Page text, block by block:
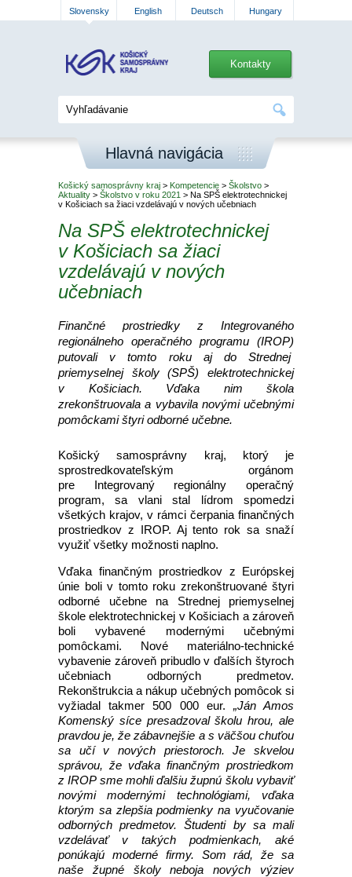
Slovensky English Deutsch Hungary
Kontakty
Hlavná navigácia
Košický samosprávny kraj > Kompetencie > Školstvo >
Aktuality > Školstvo v roku 2021 > Na SPŠ elektrotechnickej
v Košiciach sa žiaci vzdelávajú v nových učebniach
Na SPŠ elektrotechnickej
v Košiciach sa žiaci
vzdelávajú v nových
učebniach
Finančné prostriedky z Integrovaného
regionálneho operačného programu (IROP)
putovali v tomto roku aj do Strednej
priemyselnej školy (SPŠ) elektrotechnickej
v Košiciach. Vďaka nim škola
zrekonštruovala a vybavila novými učebnými
pomôckami štyri odborné učebne.
Košický samosprávny kraj, ktorý je
sprostredkovateľským orgánom
pre Integrovaný regionálny operačný
program, sa vlani stal lídrom spomedzi
všetkých krajov, v rámci čerpania finančných
prostriedkov z IROP. Aj tento rok sa snaží
využiť všetky možnosti naplno.
Vďaka finančným prostriedkov z Európskej
únie boli v tomto roku zrekonštruované štyri
odborné učebne na Strednej priemyselnej
škole elektrotechnickej v Košiciach a zároveň
boli vybavené modernými učebnými
pomôckami. Nové materiálno-technické
vybavenie zároveň pribudlo v ďalších štyroch
učebniach odborných predmetov.
Rekonštrukcia a nákup učebných pomôcok si
vyžiadal takmer 500 000 eur. „Ján Amos
Komenský síce presadzoval školu hrou, ale
pravdou je, že zábavnejšie a s väčšou chuťou
sa učí v nových priestoroch. Je skvelou
správou, že vďaka finančným prostriedkom
z IROP sme mohli ďalšiu župnú školu vybaviť
novými modernými technológiami, vďaka
ktorým sa zlepšia podmienky na vyučovanie
odborných predmetov. Študenti by sa mali
vzdelávať v takých podmienkach, aké
ponúkajú moderné firmy. Som rád, že sa
naše župné školy neboja nových výziev